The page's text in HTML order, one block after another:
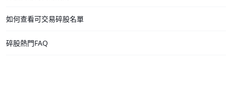
如何查看可交易碎股名單
碎股熱門FAQ